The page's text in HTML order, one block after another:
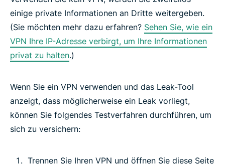
einige private Informationen an Dritte weitergeben.
(Sie möchten mehr dazu erfahren? Sehen Sie, wie ein
VPN Ihre IP-Adresse verbirgt, um Ihre Informationen
privat zu halten.)
Wenn Sie ein VPN verwenden und das Leak-Tool
anzeigt, dass möglicherweise ein Leak vorliegt,
können Sie folgendes Testverfahren durchführen, um
sich zu versichern:
Trennen Sie Ihren VPN und öffnen Sie diese Seite